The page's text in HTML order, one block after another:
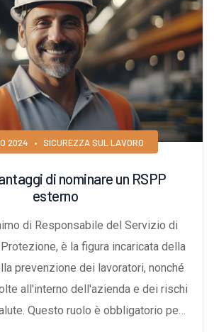
2024 • SICUREZZA SUL LAVORO
di nominare un RSPP
esterno
di Responsabile del Servizio di
è la figura incaricata della
prevenzione dei lavoratori, nonché
all'interno dell'azienda e dei rischi
Questo ruolo è obbligatorio per